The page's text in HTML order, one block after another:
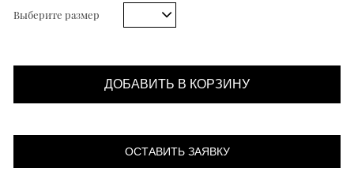
Выберите размер
ДОБАВИТЬ В КОРЗИНУ
ОСТАВИТЬ ЗАЯВКУ